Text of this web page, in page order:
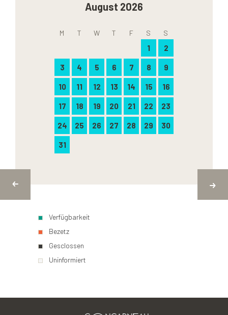
August 2026
M T W T F S S
1 2
3 4 5 6 7 8 9
10 11 12 13 14 15 16
17 18 19 20 21 22 23
24 25 26 27 28 29 30
31
Verfügbarkeit
Bezetz
Gesclossen
Uninformiert